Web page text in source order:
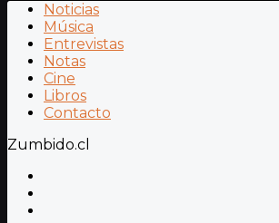
Noticias
Música
Entrevistas
Notas
Cine
Libros
Contacto
Zumbido.cl